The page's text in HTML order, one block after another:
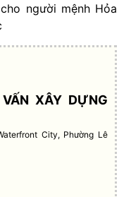
người mệnh Hỏa
XÂY DỰNG
City, Phường Lê